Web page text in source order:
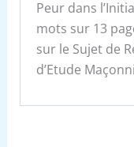
Peur dans
mots sur 13
sur le Sujet de
d’Etude